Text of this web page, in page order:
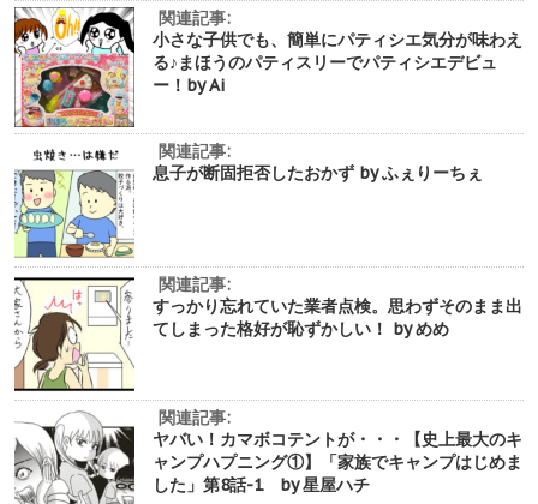
関連記事:
小さな子供でも、簡単にパティシエ気分が味わえ
る♪まほうのパティスリーでパティシエデビュ
ー！by Ai
関連記事:
息子が断固拒否したおかず by ふぇりーちぇ
関連記事:
すっかり忘れていた業者点検。思わずそのまま出
てしまった格好が恥ずかしい！ by めめ
関連記事:
ヤバい！カマボコテントが・・・【史上最大のキ
ャンプハプニング①】「家族でキャンプはじめま
した」第8話-1 by 星屋ハチ